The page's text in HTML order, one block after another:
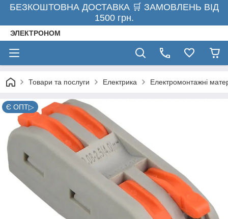
БЕЗКОШТОВНА ДОСТАВКА 🛒 ЗАМОВЛЕНЬ ВІД
1500 грн.
ЭЛЕКТРОНОМ
Товари та послуги Електрика Електромонтажні
Є ОПТ▷